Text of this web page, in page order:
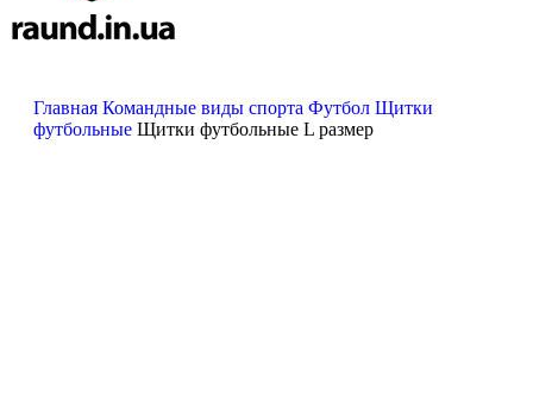
элемент ₴0.00
Главная Командные виды спорта Футбол Щитки
футбольные Щитки футбольные L размер